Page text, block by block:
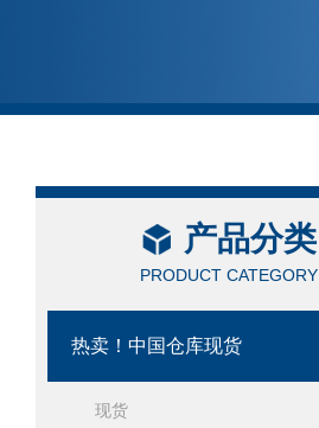
产品分类
PRODUCT CATEGORY
热卖！中国仓库现货
现货